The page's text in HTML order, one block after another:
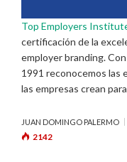
Top Employers
certificación de la
employer branding.
1991 reconocemos las
las empresas crean
JUAN DOMINGO PALERMO
2142